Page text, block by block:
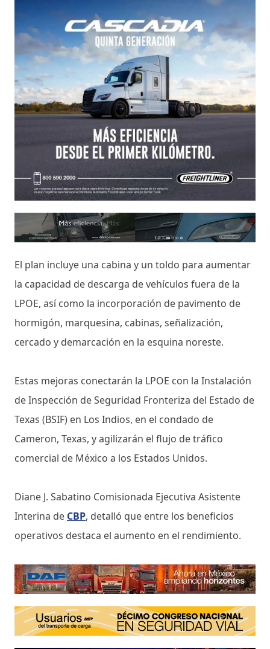
El plan incluye una cabina y un toldo para aumentar
la capacidad de descarga de vehículos fuera de la
LPOE, así como la incorporación de pavimento de
hormigón, marquesina, cabinas, señalización,
cercado y demarcación en la esquina noreste.
Estas mejoras conectarán la LPOE con la Instalación
de Inspección de Seguridad Fronteriza del Estado de
Texas (BSIF) en Los Indios, en el condado de
Cameron, Texas, y agilizarán el flujo de tráfico
comercial de México a los Estados Unidos.
Diane J. Sabatino Comisionada Ejecutiva Asistente
Interina de CBP, detalló que entre los beneficios
operativos destaca el aumento en el rendimiento.